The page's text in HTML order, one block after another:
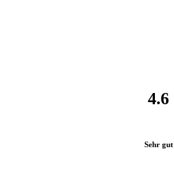
4.6
Sehr gut